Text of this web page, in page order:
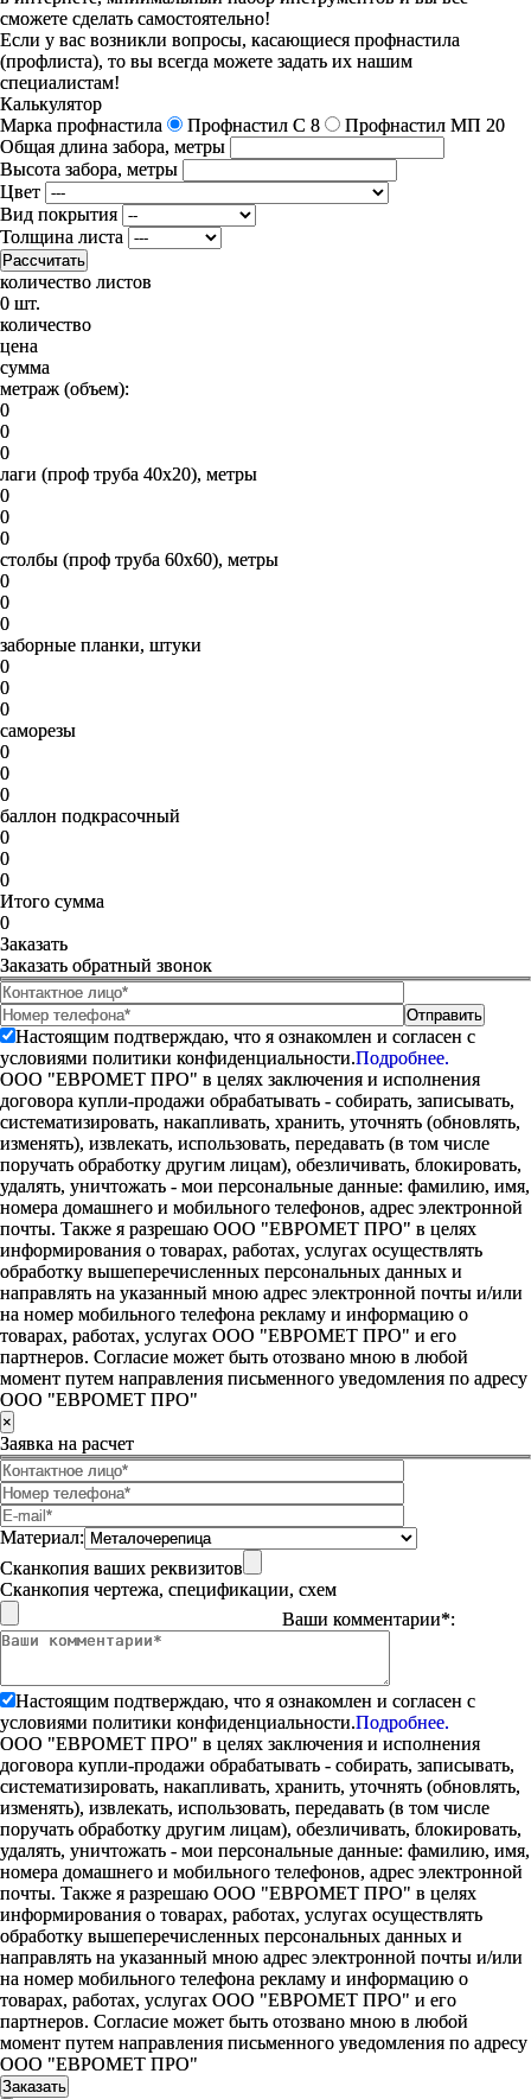
сможете сделать самостоятельно!
Если у вас возникли вопросы, касающиеся профнастила
(профлиста), то вы всегда можете задать их нашим
специалистам!
Калькулятор
Марка профнастила
Профнастил C 8
Профнастил МП 20
Общая длина забора, метры
Высота забора, метры
Цвет
Вид покрытия
Толщина листа
Рассчитать
количество листов
0 шт.
количество
цена
сумма
метраж (объем):
0
0
0
лаги (проф труба 40х20), метры
0
0
0
столбы (проф труба 60х60), метры
0
0
0
заборные планки, штуки
0
0
0
саморезы
0
0
0
баллон подкрасочный
0
0
0
Итого сумма
0
Заказать
Заказать обратный звонок
Настоящим подтверждаю, что я ознакомлен и согласен с
условиями политики конфиденциальности.Подробнее.
ООО "ЕВРОМЕТ ПРО" в целях заключения и исполнения
договора купли-продажи обрабатывать - собирать, записывать,
систематизировать, накапливать, хранить, уточнять (обновлять,
изменять), извлекать, использовать, передавать (в том числе
поручать обработку другим лицам), обезличивать, блокировать,
удалять, уничтожать - мои персональные данные: фамилию, имя,
номера домашнего и мобильного телефонов, адрес электронной
почты. Также я разрешаю ООО "ЕВРОМЕТ ПРО" в целях
информирования о товарах, работах, услугах осуществлять
обработку вышеперечисленных персональных данных и
направлять на указанный мною адрес электронной почты и/или
на номер мобильного телефона рекламу и информацию о
товарах, работах, услугах ООО "ЕВРОМЕТ ПРО" и его
партнеров. Согласие может быть отозвано мною в любой
момент путем направления письменного уведомления по адресу
ООО "ЕВРОМЕТ ПРО"
×
Заявка на расчет
Материал:
Сканкопия ваших реквизитов
Сканкопия чертежа, спецификации, схем
Ваши комментарии*:
Настоящим подтверждаю, что я ознакомлен и согласен с
условиями политики конфиденциальности.Подробнее.
ООО "ЕВРОМЕТ ПРО" в целях заключения и исполнения
договора купли-продажи обрабатывать - собирать, записывать,
систематизировать, накапливать, хранить, уточнять (обновлять,
изменять), извлекать, использовать, передавать (в том числе
поручать обработку другим лицам), обезличивать, блокировать,
удалять, уничтожать - мои персональные данные: фамилию, имя,
номера домашнего и мобильного телефонов, адрес электронной
почты. Также я разрешаю ООО "ЕВРОМЕТ ПРО" в целях
информирования о товарах, работах, услугах осуществлять
обработку вышеперечисленных персональных данных и
направлять на указанный мною адрес электронной почты и/или
на номер мобильного телефона рекламу и информацию о
товарах, работах, услугах ООО "ЕВРОМЕТ ПРО" и его
партнеров. Согласие может быть отозвано мною в любой
момент путем направления письменного уведомления по адресу
ООО "ЕВРОМЕТ ПРО"